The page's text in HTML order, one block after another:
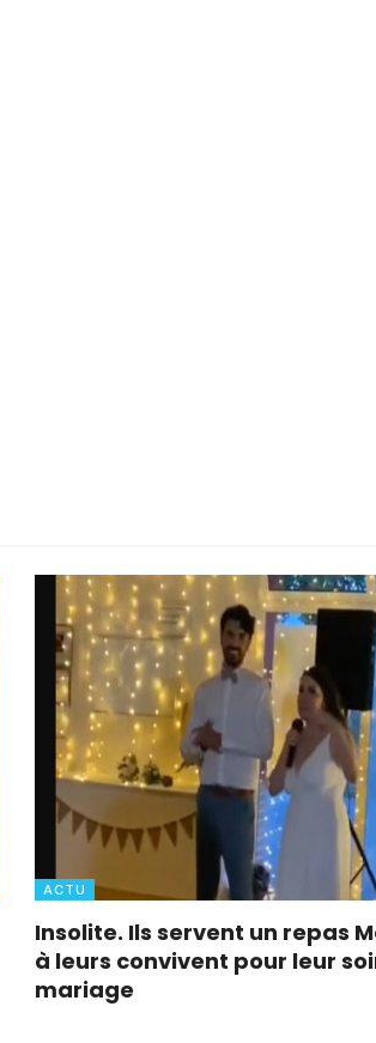
ACTU
Insolite. Ils servent un repas
à leurs convivent pour leur
mariage